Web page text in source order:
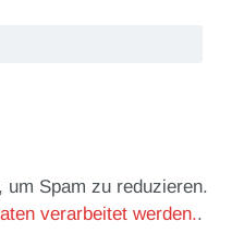
Spam zu reduzieren.
verarbeitet werden..